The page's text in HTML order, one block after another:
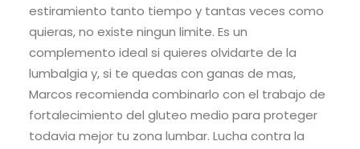
estiramiento tanto tiempo y tantas veces como
quieras, no existe ningun limite. Es un
complemento ideal si quieres olvidarte de la
lumbalgia y, si te quedas con ganas de mas,
Marcos recomienda combinarlo con el trabajo de
fortalecimiento del gluteo medio para proteger
todavia mejor tu zona lumbar. Lucha contra la